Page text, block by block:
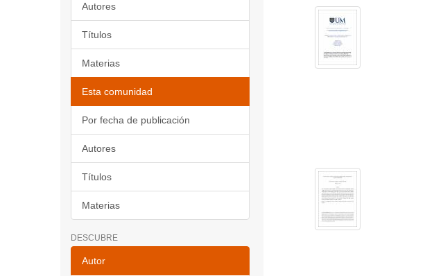
Autores
Títulos
Materias
Esta comunidad
Por fecha de publicación
Autores
Títulos
Materias
DESCUBRE
Autor